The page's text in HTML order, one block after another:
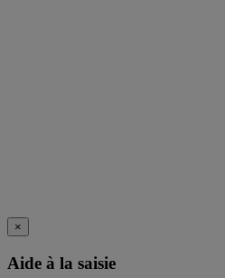
×
Aide à la saisie